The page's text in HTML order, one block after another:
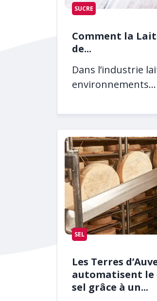
SUCRE
Comment la
de...
Dans l’industrie
environnements...
SEL
Les Terres
automatisent le
sel grâce à un...